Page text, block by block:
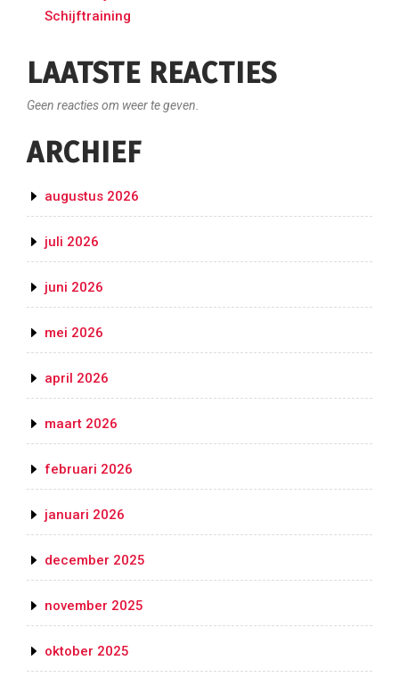
Schijftraining
LAATSTE REACTIES
Geen reacties om weer te geven.
ARCHIEF
augustus 2026
juli 2026
juni 2026
mei 2026
april 2026
maart 2026
februari 2026
januari 2026
december 2025
november 2025
oktober 2025